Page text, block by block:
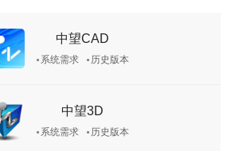
中望CAD
系统需求 历史版本
中望3D
系统需求 历史版本